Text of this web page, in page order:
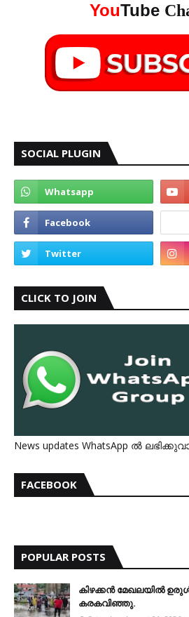
YouTube
SOCIAL PLUGIN
CLICK TO JOIN
News updates WhatsApp ൽ
FACEBOOK
POPULAR POSTS
കിഴക്കന്‍ മേഖലയില്‍ ഉരുള്‍
കരകവിഞ്ഞു.